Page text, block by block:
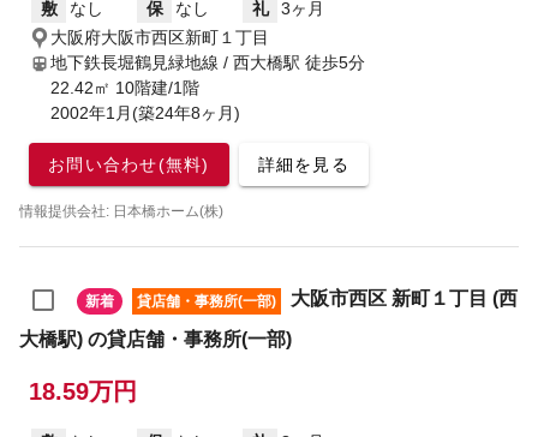
敷 なし 保 なし 礼
3ヶ月
大阪府大阪市西区新町１丁目
地下鉄長堀鶴見緑地線 / 西大橋駅 徒歩5分
22.42㎡ 10階建/1階
2002年1月(築24年8ヶ月)
お問い合わせ(無料) 詳細を見る
情報提供会社: 日本橋ホーム(株)
新着 貸店舗・事務所(一部)
大阪市西区 新町１丁目 (西
大橋駅) の貸店舗・事務所(一部)
18.59万円